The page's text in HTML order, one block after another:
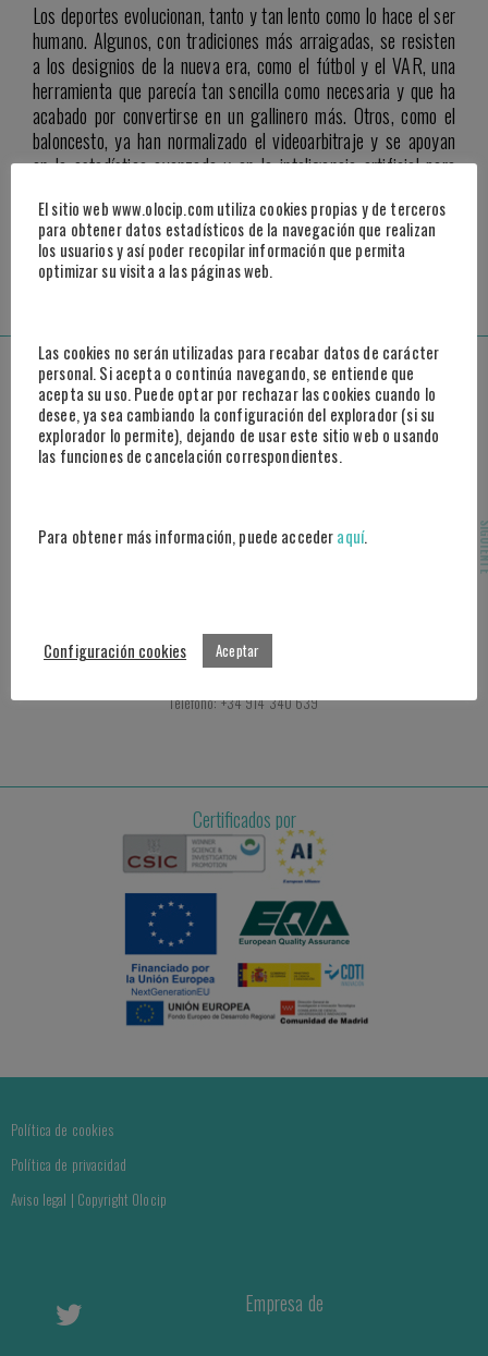
Los deportes evolucionan, tanto y tan lento como lo hace el ser
humano. Algunos, con tradiciones más arraigadas, se resisten
a los designios de la nueva era, como el fútbol y el VAR, una
herramienta que parecía tan sencilla como necesaria y que ha
acabado por convertirse en un gallinero más. Otros, como el
baloncesto, ya han normalizado el videoarbitraje y se apoyan
en la estadística avanzada y en la inteligencia artificial para
situación. El comportamiento humano, ya sea deportivo o no,
siempre ha sido objetivo de predicción en los últimos tiempos.
ACCEDER A LA NOTICIA
Madrid
Paseo de la Castellana, 95, 25º B
28046 Madrid
Centro Tecnológico Andalucía Lab
Ctra Nacional 340, Km 189,6 Marbella
Contacto: info@plexus.sport
Teléfono: +34 914 340 639
Certificados por
Política de cookies
Política de privacidad
Aviso legal | Copyright Olocip
Empresa de
El sitio web www.olocip.com utiliza cookies propias y de terceros
para obtener datos estadísticos de la navegación que realizan
los usuarios y así poder recopilar información que permita
optimizar su visita a las páginas web.
Las cookies no serán utilizadas para recabar datos de carácter
personal. Si acepta o continúa navegando, se entiende que
acepta su uso. Puede optar por rechazar las cookies cuando lo
desee, ya sea cambiando la configuración del explorador (si su
explorador lo permite), dejando de usar este sitio web o usando
las funciones de cancelación correspondientes.
Para obtener más información, puede accederaquí.
Configuración cookies Aceptar